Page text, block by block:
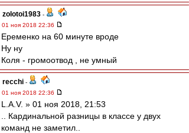
zolotoi1983 -
01 ноя 2018 22:36
Еременко на 60 минуте вроде
Ну ну
Коля - громоотвод , не умный
recchi -
01 ноя 2018 22:36
L.А.V. » 01 ноя 2018, 21:53
.. Кардинальной разницы в классе у двух
команд не заметил..